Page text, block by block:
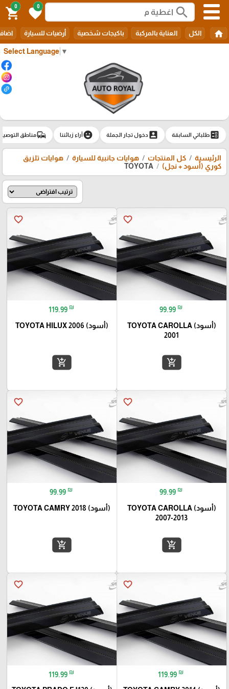
Select Language ▼
search
0
favorite
0
shopping_cart
home الكل العناية بالمركبة باكيجات شخصية أرضيات للسيارة
ballotطلباتي السابقة account_boxدخول تجار الجملة emoji_emotionsآراء زبائننا commuteمناطق
الرئيسية كل المنتجات هوايات جانبية للسيارة
هوايات تلزيق
كوري (أسود + نجل)
TOYOTA
favorite_border
99.99 ₪
(أسود) TOYOTA CAROLLA
2001
add_shopping_cart
favorite_border
119.99 ₪
(أسود) TOYOTA HILUX 2006
add_shopping_cart
favorite_border
99.99 ₪
(أسود) TOYOTA CAROLLA
2007-2013
add_shopping_cart
favorite_border
99.99 ₪
(أسود) TOYOTA CAMRY 2018
add_shopping_cart
favorite_border
119.99 ₪
favorite_border
119.99 ₪